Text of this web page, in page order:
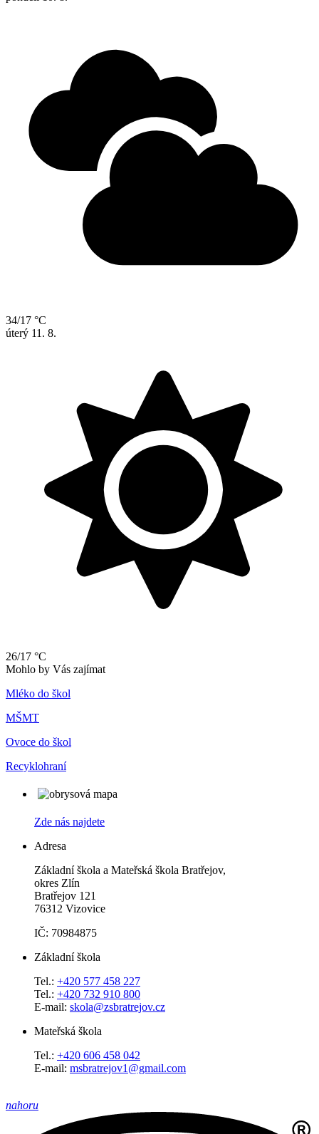
34/17 °C
úterý 11. 8.
26/17 °C
Mohlo by Vás zajímat
Mléko do škol
MŠMT
Ovoce do škol
Recyklohraní
Zde nás najdete
Adresa
Základní škola a Mateřská škola Bratřejov,
okres Zlín
Bratřejov 121
76312 Vizovice
IČ: 70984875
Základní škola
Tel.: +420 577 458 227
Tel.: +420 732 910 800
E-mail: skola@zsbratrejov.cz
Mateřská škola
Tel.: +420 606 458 042
E-mail: msbratrejov1@gmail.com
nahoru